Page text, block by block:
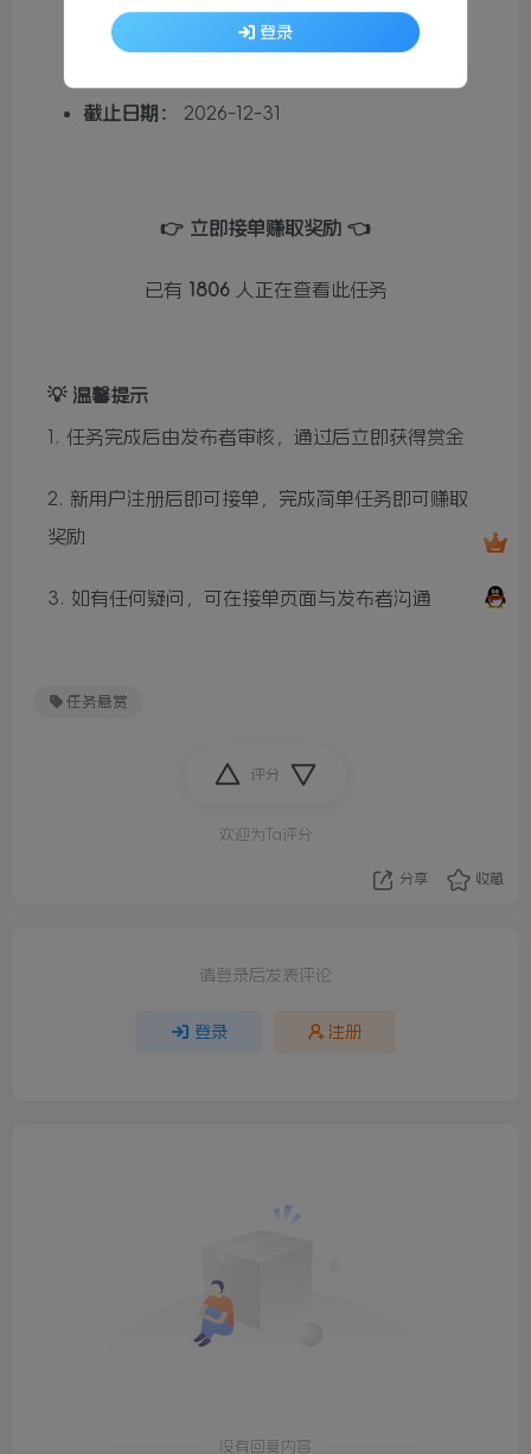
任务名额：10 个
截止日期： 2026-12-31
👉 立即接单赚取奖励 👈
已有 1806人正在查看此任务
💡 温馨提示
1. 任务完成后由发布者审核，通过后立即获得赏金
2. 新用户注册后即可接单，完成简单任务即可赚取
奖励
3. 如有任何疑问，可在接单页面与发布者沟通
任务悬赏
评分
欢迎为Ta评分
分享 收藏
请登录后发表评论
登录 注册
没有回复内容
登录